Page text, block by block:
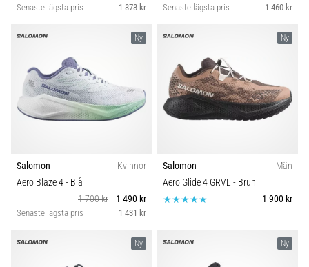
Senaste lägsta pris 1 373 kr Senaste lägsta pris 1 460 kr
Ny
Salomon
Kvinnor
Aero Blaze 4- Blå
1 700 kr
1 490 kr
Senaste lägsta pris 1 431 kr
Ny
Salomon
Män
Aero Glide 4 GRVL - Brun
1 900 kr
Ny Ny